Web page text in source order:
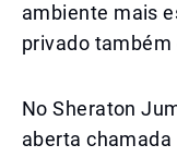
ambiente mais
privado
No Sheraton
aberta